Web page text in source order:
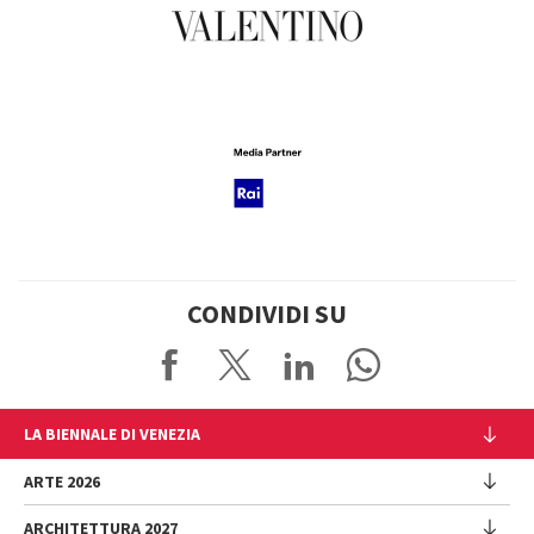
CONDIVIDI SU
LA BIENNALE DI VENEZIA
L'Istituzione
Cariche istituzionali
ARTE 2026
ARCHITETTURA 2027